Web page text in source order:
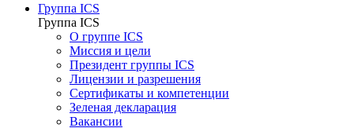
Группа ICS
Группа ICS
О группе ICS
Миссия и цели
Президент группы ICS
Лицензии и разрешения
Сертификаты и компетенции
Зеленая декларация
Вакансии